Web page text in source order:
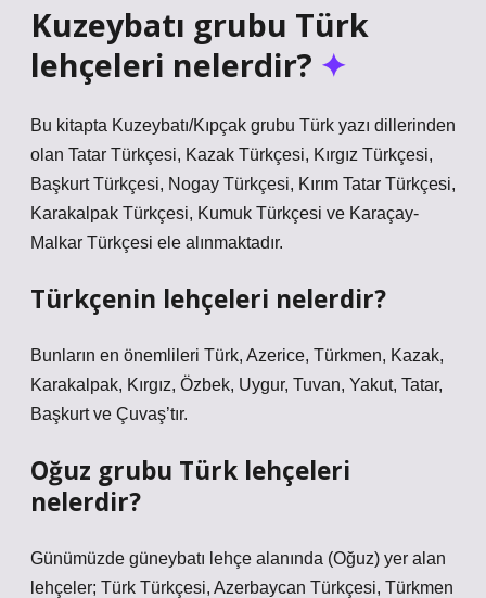
Kuzeybatı grubu Türk
lehçeleri nelerdir?
Bu kitapta Kuzeybatı/Kıpçak grubu Türk yazı dillerinden
olan Tatar Türkçesi, Kazak Türkçesi, Kırgız Türkçesi,
Başkurt Türkçesi, Nogay Türkçesi, Kırım Tatar Türkçesi,
Karakalpak Türkçesi, Kumuk Türkçesi ve Karaçay-
Malkar Türkçesi ele alınmaktadır.
Türkçenin lehçeleri nelerdir?
Bunların en önemlileri Türk, Azerice, Türkmen, Kazak,
Karakalpak, Kırgız, Özbek, Uygur, Tuvan, Yakut, Tatar,
Başkurt ve Çuvaş’tır.
Oğuz grubu Türk lehçeleri
nelerdir?
Günümüzde güneybatı lehçe alanında (Oğuz) yer alan
lehçeler; Türk Türkçesi, Azerbaycan Türkçesi, Türkmen